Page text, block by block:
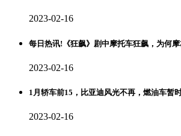
2023-02-16
每日热讯!《狂飙》剧中摩托车狂飙，为何摩
2023-02-16
1月轿车前15，比亚迪风光不再，燃油车暂
2023-02-16